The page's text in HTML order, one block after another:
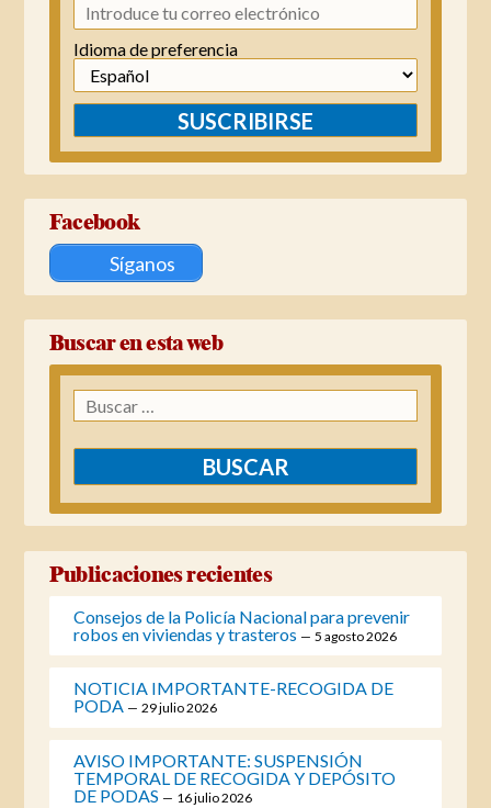
Idioma de preferencia
SUSCRIBIRSE
Facebook
Síganos
Buscar en esta web
Buscar:
Publicaciones recientes
Consejos de la Policía Nacional para prevenir
robos en viviendas y trasteros
5 agosto 2026
NOTICIA IMPORTANTE-RECOGIDA DE
PODA
29 julio 2026
AVISO IMPORTANTE: SUSPENSIÓN
TEMPORAL DE RECOGIDA Y DEPÓSITO
DE PODAS
16 julio 2026